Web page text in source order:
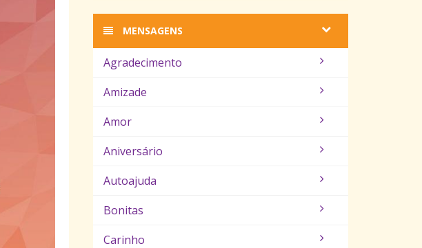
MENSAGENS
Agradecimento
Amizade
Amor
Aniversário
Autoajuda
Bonitas
Carinho